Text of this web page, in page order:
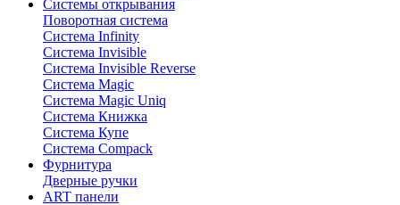
Системы открывания
Поворотная система
Система Infinity
Система Invisible
Система Invisible Reverse
Система Magic
Система Magic Uniq
Система Книжка
Система Купе
Система Compack
Фурнитура
Дверные ручки
ART панели